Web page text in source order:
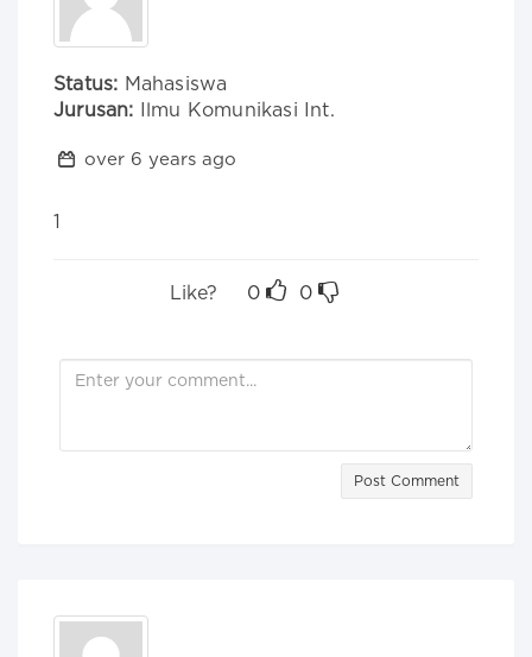
Status: Mahasiswa
Jurusan: Ilmu Komunikasi Int.
over 6 years ago
1
Like? 0 0
Post Comment